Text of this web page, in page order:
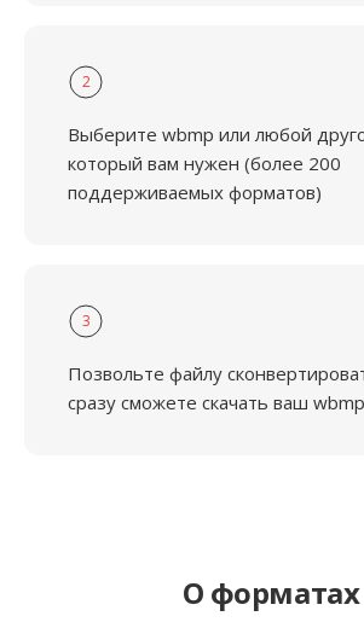
2
Выберите wbmp или любой
который вам нужен (более 200
поддерживаемых форматов)
3
Позвольте файлу
сразу сможете скачать ваш
О форматах